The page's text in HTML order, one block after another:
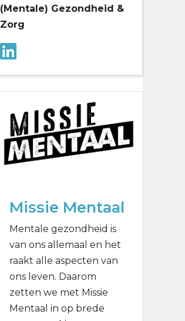
(Mentale) Gezondheid &
Zorg
Missie Mentaal
Mentale gezondheid is
van ons allemaal en het
raakt alle aspecten van
ons leven. Daarom
zetten we met Missie
Mentaal in op brede